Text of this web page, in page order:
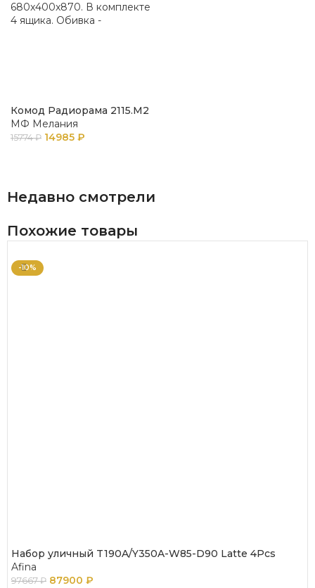
Комод Радиорама 2115.М2
МФ Мелания
15774₽ 14985 ₽
Недавно смотрели
Похожие товары
-10%
Набор уличный T190A/Y350A-W85-D90 Latte 4Pcs
Afina
97667₽ 87900 ₽